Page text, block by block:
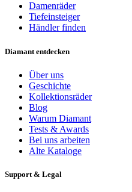
Damenräder
Tiefeinsteiger
Händler finden
Diamant entdecken
Über uns
Geschichte
Kollektionsräder
Blog
Warum Diamant
Tests & Awards
Bei uns arbeiten
Alte Kataloge
Support & Legal